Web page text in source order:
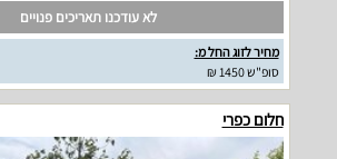
לא עודכנו תאריכים פנויים
מחיר לזוג החל מ:
סופ"ש 1450 ₪
חלום כפרי